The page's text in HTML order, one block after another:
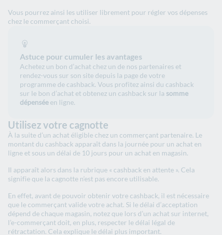
Vous pourrez ainsi les utiliser librement pour régler vos dépenses
chez le commerçant choisi.
Astuce pour cumuler les avantages
Achetez un bon d’achat chez un de nos partenaires et
rendez-vous sur son site depuis la page de votre
programme de cashback. Vous profitez ainsi du cashback
sur le bon d’achat et obtenez un cashback sur la somme
dépensée en ligne.
Utilisez votre cagnotte
À la suite d’un achat éligible chez un commerçant partenaire. Le
montant du cashback apparaît dans la journée pour un achat en
ligne et sous un délai de 10 jours pour un achat en magasin.
Il apparaît alors dans la rubrique « cashback en attente ». Cela
signifie que la cagnotte n’est pas encore utilisable.
En effet, avant de pouvoir obtenir votre cashback, il est nécessaire
que le commerçant valide votre achat. Si le délai d’acceptation
dépend de chaque magasin, notez que lors d’un achat sur internet,
l’e-commerçant doit, en plus, respecter le délai légal de
rétractation. Cela explique le délai plus important.